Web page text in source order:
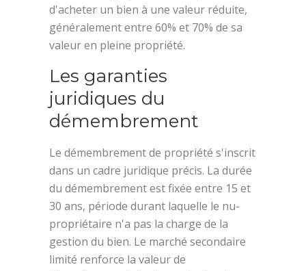
d'acheter un bien à une valeur réduite,
généralement entre 60% et 70% de sa
valeur en pleine propriété.
Les garanties
juridiques du
démembrement
Le démembrement de propriété s'inscrit
dans un cadre juridique précis. La durée
du démembrement est fixée entre 15 et
30 ans, période durant laquelle le nu-
propriétaire n'a pas la charge de la
gestion du bien. Le marché secondaire
limité renforce la valeur de